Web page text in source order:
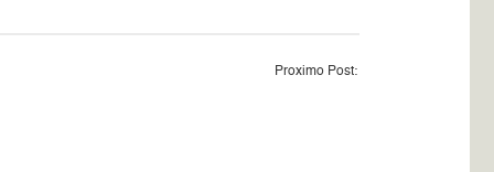
Proximo Post: